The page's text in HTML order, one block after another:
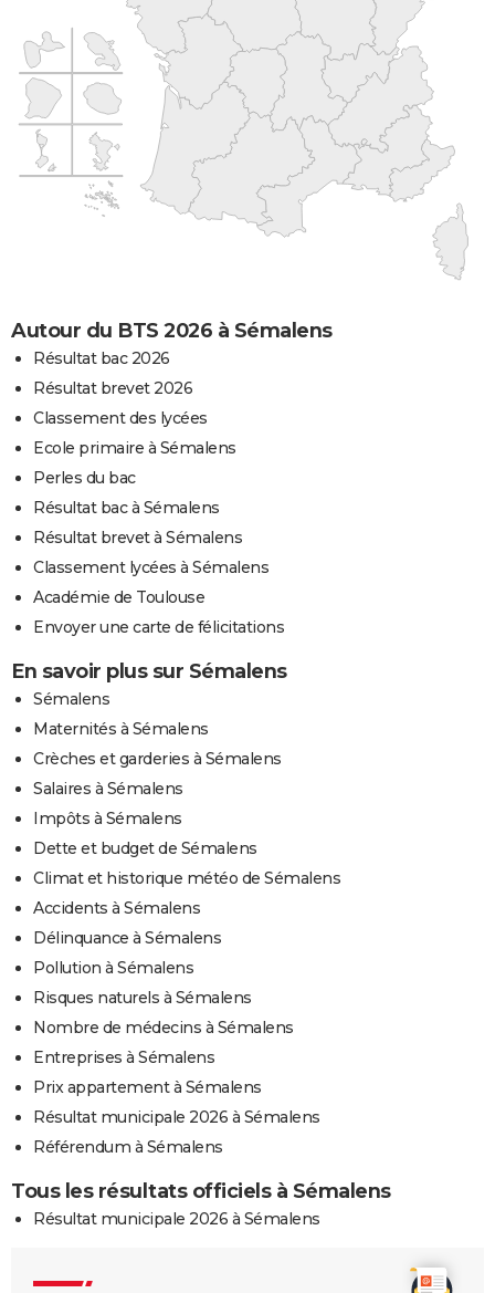
Autour du BTS 2026 à Sémalens
Résultat bac 2026
Résultat brevet 2026
Classement des lycées
Ecole primaire à Sémalens
Perles du bac
Résultat bac à Sémalens
Résultat brevet à Sémalens
Classement lycées à Sémalens
Académie de Toulouse
Envoyer une carte de félicitations
En savoir plus sur Sémalens
Sémalens
Maternités à Sémalens
Crèches et garderies à Sémalens
Salaires à Sémalens
Impôts à Sémalens
Dette et budget de Sémalens
Climat et historique météo de Sémalens
Accidents à Sémalens
Délinquance à Sémalens
Pollution à Sémalens
Risques naturels à Sémalens
Nombre de médecins à Sémalens
Entreprises à Sémalens
Prix appartement à Sémalens
Résultat municipale 2026 à Sémalens
Référendum à Sémalens
Tous les résultats officiels à Sémalens
Résultat municipale 2026 à Sémalens